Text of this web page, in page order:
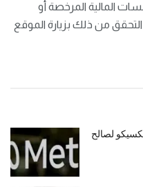
المالية المرخصة أو
من ذلك بزيارة الموقع
نيو مكسيكو لصالح